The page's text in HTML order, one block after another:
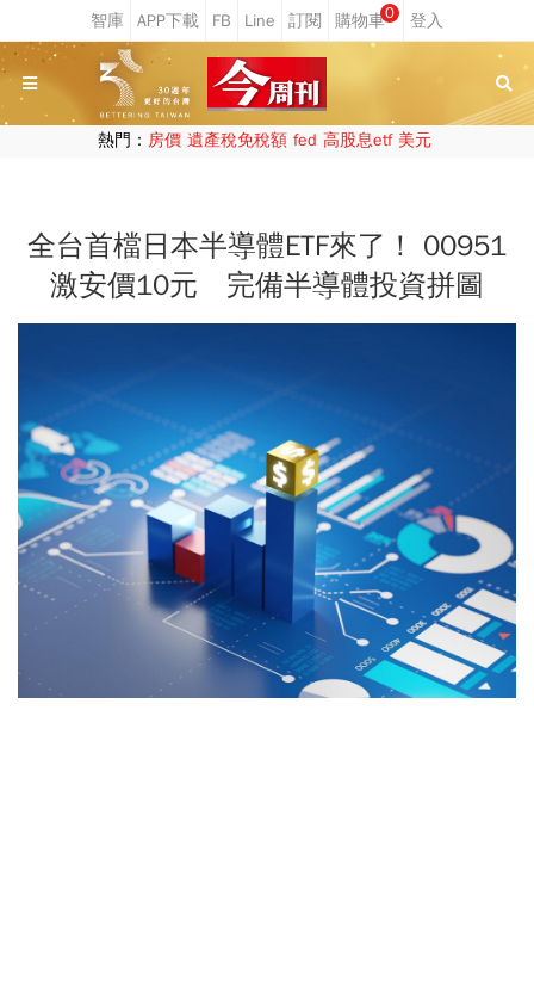
0
熱門： 房價 遺產稅免稅額 fed 高股息etf 美元
全台首檔日本半導體ETF來了！ 00951
激安價10元 完備半導體投資拼圖